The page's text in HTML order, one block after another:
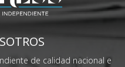
de calidad nacional e